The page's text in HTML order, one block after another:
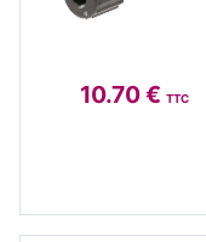
10.70 € TTC